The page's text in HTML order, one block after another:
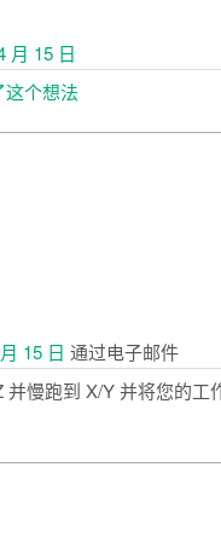
月 15 日
个想法
15 日 通过电子邮件
慢跑到 X/Y 并将您的工